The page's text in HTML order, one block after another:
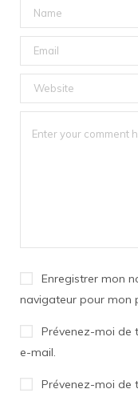
Enregistrer mon
navigateur pour mon
Prévenez-moi de
e-mail.
Prévenez-moi de